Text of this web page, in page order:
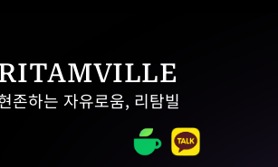
존하는 자유로움, 리탐빌